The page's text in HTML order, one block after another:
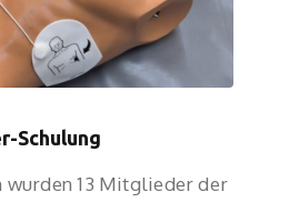
Schulung
13 Mitglieder der